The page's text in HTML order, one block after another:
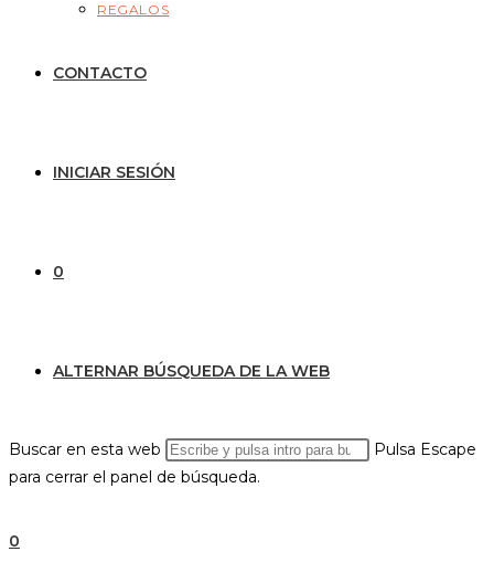
REGALOS
CONTACTO
INICIAR SESIÓN
0
ALTERNAR BÚSQUEDA DE LA WEB
Buscar en esta web
Pulsa Escape
para cerrar el panel de búsqueda.
0